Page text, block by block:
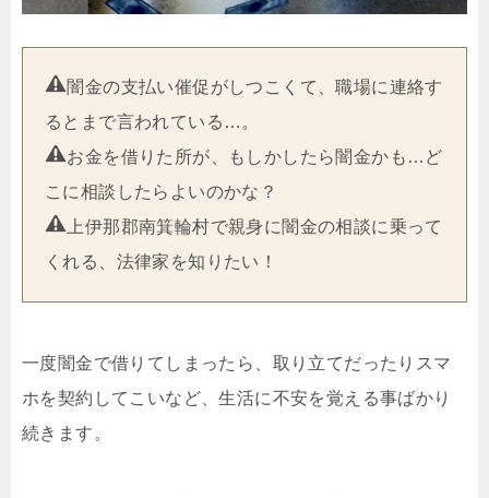
闇金の支払い催促がしつこくて、職場に連絡す
るとまで言われている…。
お金を借りた所が、もしかしたら闇金かも…ど
こに相談したらよいのかな？
上伊那郡南箕輪村で親身に闇金の相談に乗って
くれる、法律家を知りたい！
一度闇金で借りてしまったら、取り立てだったりスマ
ホを契約してこいなど、生活に不安を覚える事ばかり
続きます。